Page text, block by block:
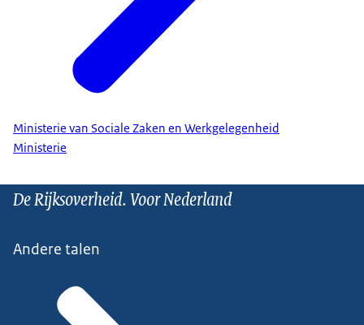
Ministerie van Sociale Zaken en Werkgelegenheid
Ministerie
De Rijksoverheid. Voor Nederland
Andere talen